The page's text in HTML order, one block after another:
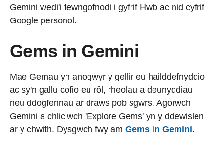
Gemini wedi'i fewngofnodi i gyfrif Hwb ac nid cyfrif
Google personol.
Gems in Gemini
Mae Gemau yn anogwyr y gellir eu hailddefnyddio
ac sy'n gallu cofio eu rôl, rheolau a deunyddiau
neu ddogfennau ar draws pob sgwrs. Agorwch
Gemini a chliciwch 'Explore Gems' yn y ddewislen
ar y chwith. Dysgwch fwy am Gems in Gemini.